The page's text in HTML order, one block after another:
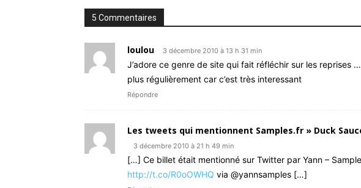
5 Commentaires
loulou 3 décembre 2010 à 13 h 31 min
J’adore ce genre de site qui fait réfléchir sur les reprises
plus régulièrement car c’est très interessant
Répondre
Les tweets qui mentionnent Samples.fr » Duck
3 décembre 2010 à 21 h 49 min
[…] Ce billet était mentionné sur Twitter par Yann –
http://t.co/R0oOWHQ via @yannsamples […]